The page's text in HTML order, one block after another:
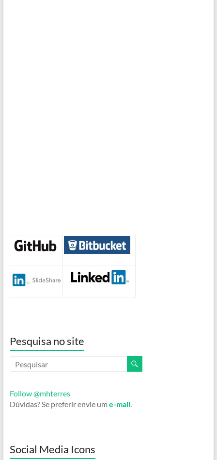
Pesquisa no site
Follow @mhterres
Dúvidas? Se preferir envie ume-mail.
Social Media Icons